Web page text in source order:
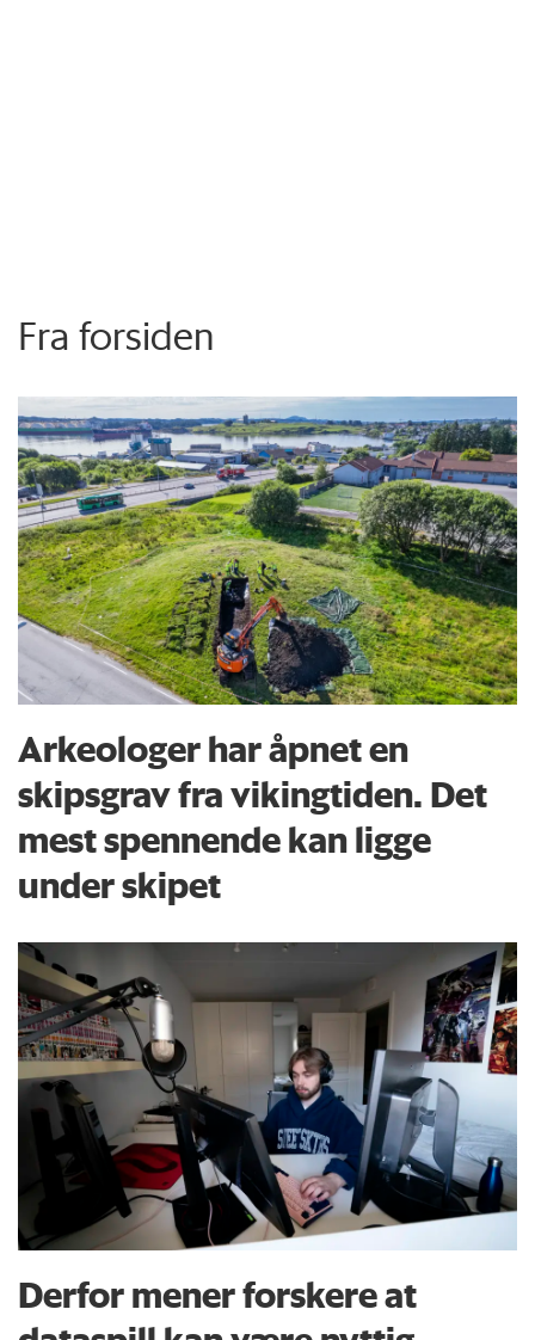
Fra forsiden
Arkeologer har åpnet en
skipsgrav fra vikingtiden. Det
mest spennende kan ligge
under skipet
Derfor mener forskere at